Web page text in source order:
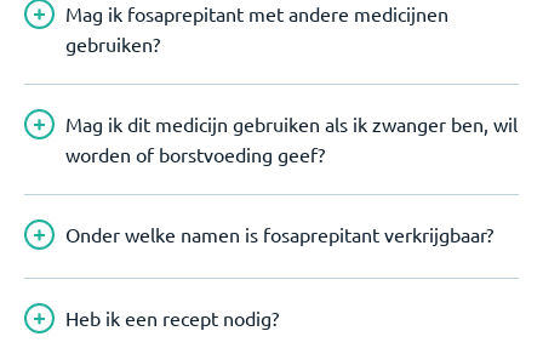
Mag ik fosaprepitant met andere medicijnen
gebruiken?
Mag ik dit medicijn gebruiken als ik zwanger ben, wil
worden of borstvoeding geef?
Onder welke namen is fosaprepitant verkrijgbaar?
Heb ik een recept nodig?